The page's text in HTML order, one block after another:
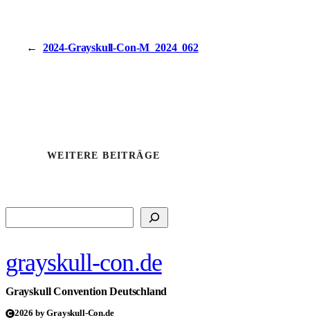
← 2024-Grayskull-Con-M_2024_062
WEITERE BEITRÄGE
grayskull-con.de
Grayskull Convention Deutschland
2026 by Grayskull-Con.de